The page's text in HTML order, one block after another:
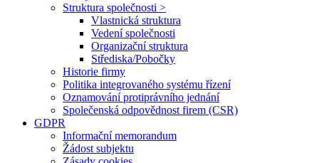
Struktura společnosti >
Vlastnická struktura
Vedení společnosti
Organizační struktura
Střediska/Pobočky
Historie firmy
Politika integrovaného systému řízení
Oznamování protiprávního jednání
Společenská odpovědnost firem (CSR)
GDPR
Informační memorandum
Žádost subjektu